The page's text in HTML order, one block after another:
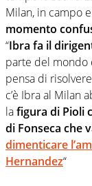
Milan, in campo
momento
“Ibra fa il
parte del mondo
pensa di
c’è Ibra al Milan
lafigura di Pioli
di Fonseca che
dimenticare
Hernandez“